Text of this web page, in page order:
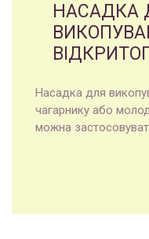
НАСАДКА
Насадка для
чагарнику або
можна